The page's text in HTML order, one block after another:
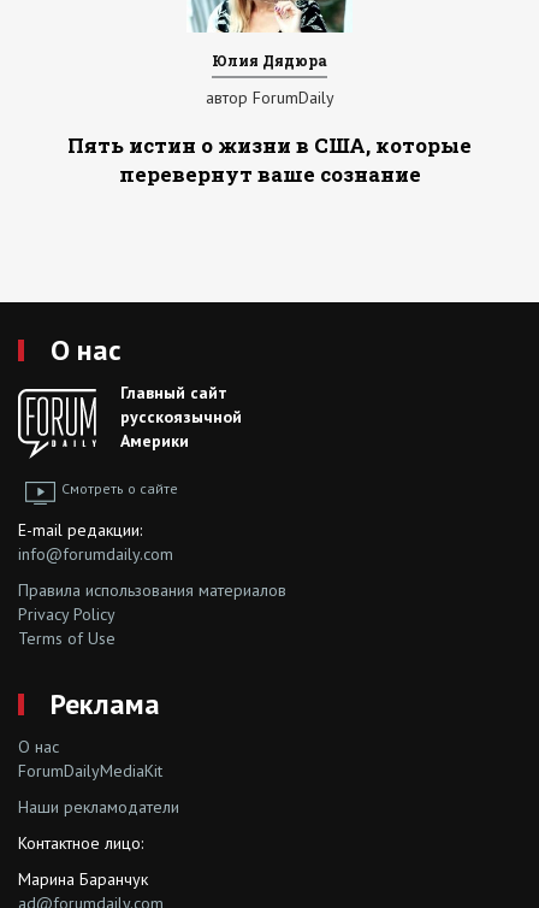
Юлия Дядюра
автор ForumDaily
Пять истин о жизни в США, которые
перевернут ваше сознание
О нас
Главный сайт
русскоязычной
Америки
Смотреть о сайте
E-mail редакции:
info@forumdaily.com
Правила использования материалов
Privacy Policy
Terms of Use
Реклама
О нас
ForumDailyMediaKit
Наши рекламодатели
Контактное лицо:
Марина Баранчук
ad@forumdaily.com